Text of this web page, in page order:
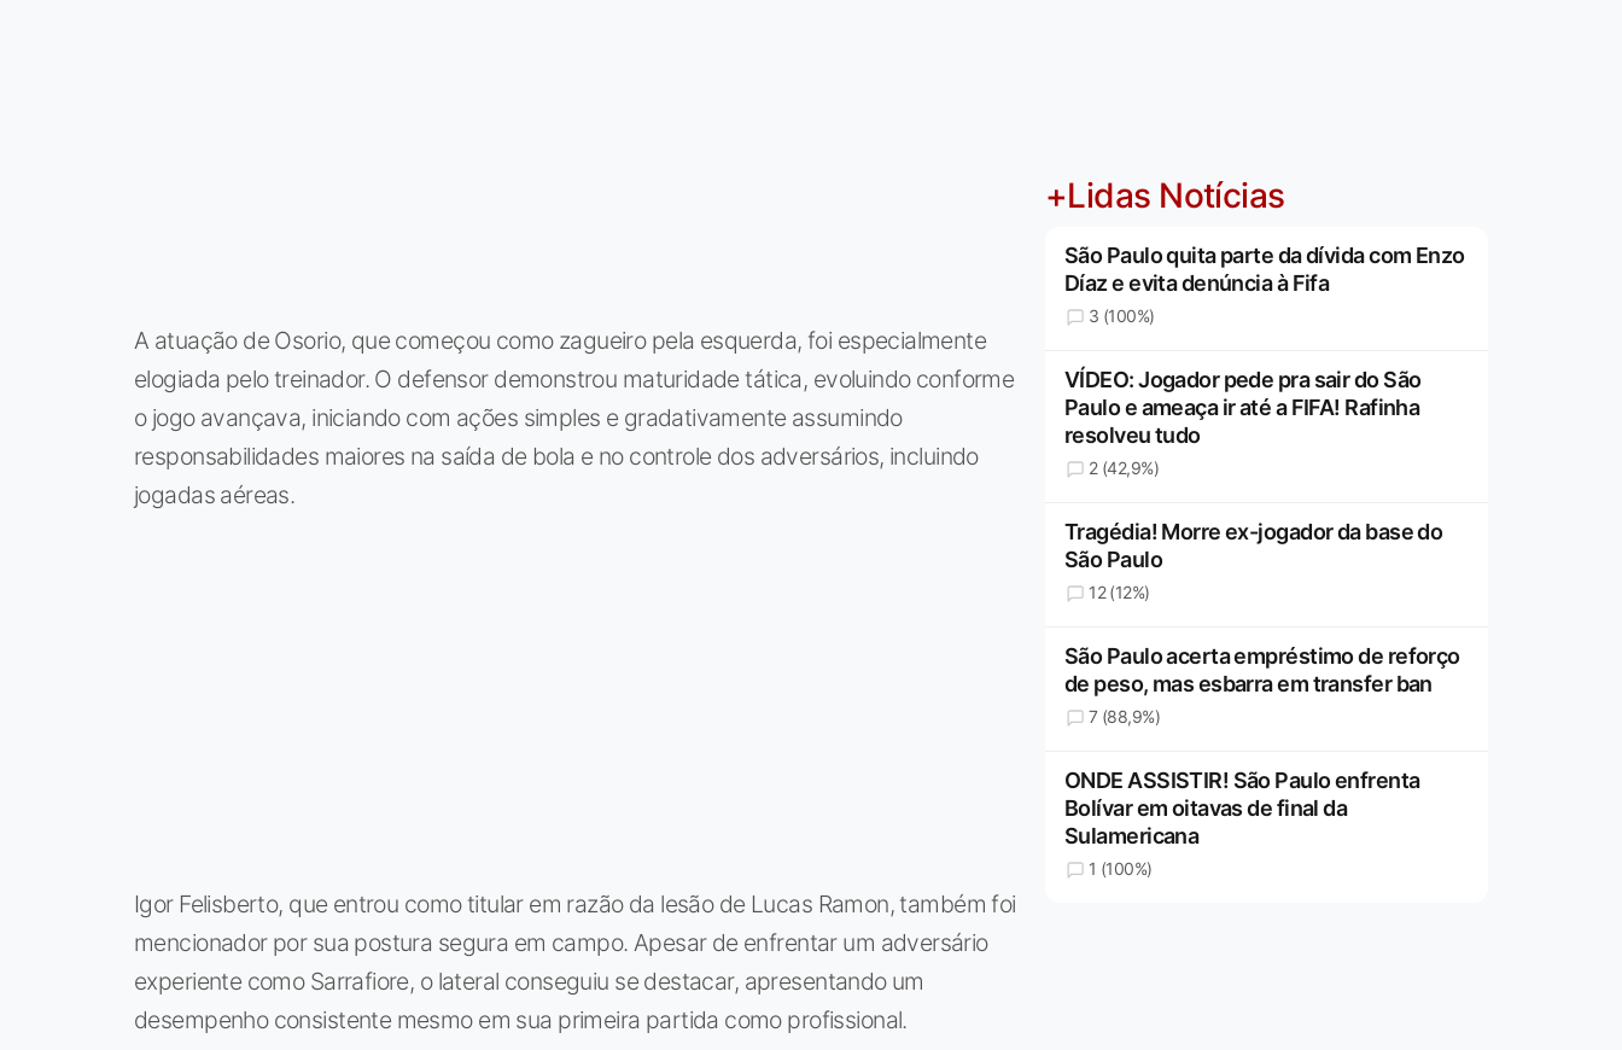
A atuação de Osorio, que começou como zagueiro pela esquerda, foi especialmente
elogiada pelo treinador. O defensor demonstrou maturidade tática, evoluindo conforme
o jogo avançava, iniciando com ações simples e gradativamente assumindo
responsabilidades maiores na saída de bola e no controle dos adversários, incluindo
jogadas aéreas.
Igor Felisberto, que entrou como titular em razão da lesão de Lucas Ramon, também foi
mencionador por sua postura segura em campo. Apesar de enfrentar um adversário
experiente como Sarrafiore, o lateral conseguiu se destacar, apresentando um
desempenho consistente mesmo em sua primeira partida como profissional.
+Lidas Notícias
São Paulo quita parte da dívida com Enzo
Díaz e evita denúncia à Fifa
3 (100%)
VÍDEO: Jogador pede pra sair do São
Paulo e ameaça ir até a FIFA! Rafinha
resolveu tudo
2 (42,9%)
Tragédia! Morre ex-jogador da base do
São Paulo
12 (12%)
São Paulo acerta empréstimo de reforço
de peso, mas esbarra em transfer ban
7 (88,9%)
ONDE ASSISTIR! São Paulo enfrenta
Bolívar em oitavas de final da
Sulamericana
1 (100%)